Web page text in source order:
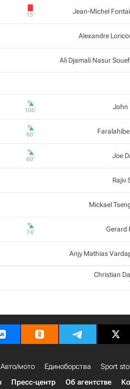
Jean-Michel
15‎’‎
Alexandre
Ali Djamali Nasur
John
106‎’‎
60‎’‎
Joe
60‎’‎
Rajiv
Mickael
Gerard
74‎’‎
Anjy Mathias
Christian
Авто/мото Единоборства Sport
Пресс-центр Об агентстве